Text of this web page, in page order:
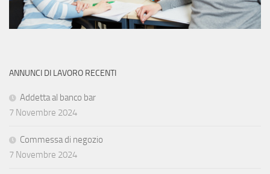
ANNUNCI DI LAVORO RECENTI
Addetta al banco bar
7 Novembre 2024
Commessa di negozio
7 Novembre 2024